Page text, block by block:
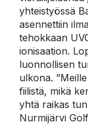
yhteistyössä
asennettiin
tehokkaan
ionisaation.
luonnollisen
ulkona.
fiilistä, mikä
yhtä raikas
Nurmijärvi